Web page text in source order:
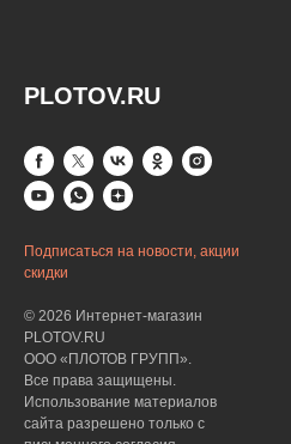
PLOTOV.RU
Подписаться на новости, акции
скидки
© 2026 Интернет-магазин
PLOTOV.RU
ООО «ПЛОТОВ ГРУПП».
Все права защищены.
Использование материалов
сайта разрешено только с